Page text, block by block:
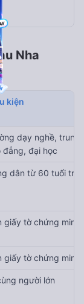
Nha
kiện
dạy nghề, trung
đẳng, đại học
dân từ 60 tuổi trở
giấy tờ chứng minh
giấy tờ chứng minh
người lớn